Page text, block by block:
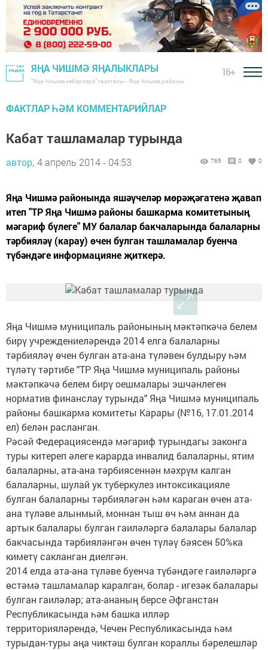
ЯҢА ЧИШМӘ ЯҢАЛЫКЛАРЫ
"Яңа Чишмә хәбәрләре" газетасы - Яңа Чишмә районы
16+
ФАКТЛАР ҺӘМ КОММЕНТАРИЙЛАР
Кабат ташламалар турында
автор, 4 апрель 2014 - 04:53 765 0 0
Яңа Чишмә районында яшәүчеләр мөрәҗәгатенә җавап
итеп "ТР Яңа Чишмә районы башкарма комитетының
мәгариф бүлеге" МУ балалар бакчаларында балаларны
тәрбияләү (карау) өчен булган ташламалар буенча
түбәндәге информацияне җиткерә.
Яңа Чишмә муниципаль районының мәктәпкәчә белем
бирү учреждениеләрендә 2014 елга балаларны
тәрбияләү өчен булган ата-ана түләвен булдыру һәм
түләтү тәртибе "ТР Яңа Чишмә муниципаль районы
мәктәпкәчә белем бирү оешмалары эшчәнлеген
норматив финанслау турында" Яңа Чишмә муниципаль
районы башкарма комитеты Карары (№16, 17.01.2014
ел) белән расланган.
Рәсәй Федерациясендә мәгариф турындагы законга
туры китереп әлеге карарда инвалид балаларны, ятим
балаларны, ата-ана тәрбиясеннән мәхрүм калган
балаларны, шулай ук туберкулез интоксикацияле
булган балаларны тәрбияләгән һәм караган өчен ата-
ана түләве алынмый, моннан тыш өч һәм аннан да
артык балалары булган гаиләләргә балалары балалар
бакчасында тәрбияләнгән өчен түләү бәясен 50%ка
киметү сакланган диелгән.
2014 елда ата-ана түләве буенча түбәндәге гаиләләргә
өстәмә ташламалар каралган, болар - игезәк балалары
булган гаиләләр; ата-ананың берсе Әфганстан
Республикасында һәм башка илләр
территорияләрендә, Чечен Республикасында һәм
турыдан-туры аңа чиктәш булган кораллы бәрелешләр